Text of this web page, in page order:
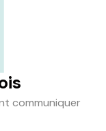
communiquer